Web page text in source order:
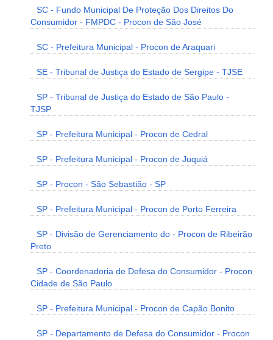
SC - Fundo Municipal De Proteção Dos Direitos Do
Consumidor - FMPDC - Procon de São José
SC - Prefeitura Municipal - Procon de Araquari
SE - Tribunal de Justiça do Estado de Sergipe - TJSE
SP - Tribunal de Justiça do Estado de São Paulo -
TJSP
SP - Prefeitura Municipal - Procon de Cedral
SP - Prefeitura Municipal - Procon de Juquiá
SP - Procon - São Sebastião - SP
SP - Prefeitura Municipal - Procon de Porto Ferreira
SP - Divisão de Gerenciamento do - Procon de Ribeirão
Preto
SP - Coordenadoria de Defesa do Consumidor - Procon
Cidade de São Paulo
SP - Prefeitura Municipal - Procon de Capão Bonito
SP - Departamento de Defesa do Consumidor - Procon